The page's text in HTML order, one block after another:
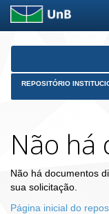
Skip
REPOSITÓRIO
Não há
Não há documentos
sua solicitação.
Página inicial do